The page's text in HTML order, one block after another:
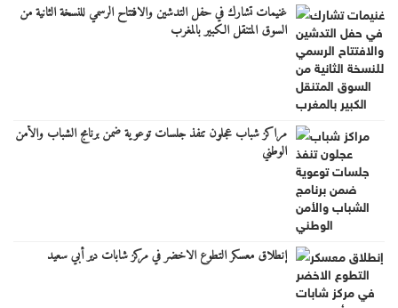
غنيمات تشارك في حفل التدشين والافتتاح الرسمي للنسخة الثانية من
السوق المتنقل الكبير بالمغرب
مراكز شباب عجلون تنفذ جلسات توعوية ضمن برنامج الشباب والأمن
الوطني
إنطلاق معسكر التطوع الاخضر في مركز شابات دير أبي سعيد